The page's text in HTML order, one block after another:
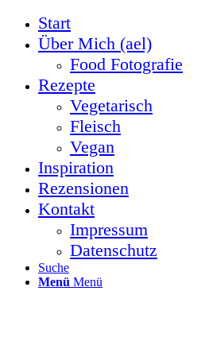
Start
Über Mich (ael)
Food Fotografie
Rezepte
Vegetarisch
Fleisch
Vegan
Inspiration
Rezensionen
Kontakt
Impressum
Datenschutz
Suche
Menü Menü